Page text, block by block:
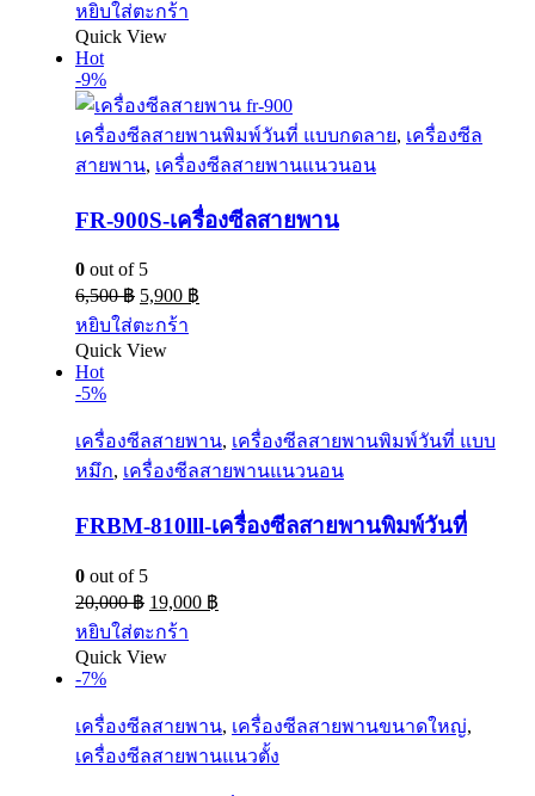
หยิบใส่ตะกร้า
Quick View
Hot
-9%
เครื่องซีลสายพานพิมพ์วันที่ แบบกดลาย, เครื่องซีล
สายพาน, เครื่องซีลสายพานแนวนอน
FR-900S-เครื่องซีลสายพาน
0 out of 5
6,500฿ 5,900 ฿
หยิบใส่ตะกร้า
Quick View
Hot
-5%
เครื่องซีลสายพาน, เครื่องซีลสายพานพิมพ์วันที่ แบบ
หมึก, เครื่องซีลสายพานแนวนอน
FRBM-810lll-เครื่องซีลสายพานพิมพ์วันที่
0 out of 5
20,000฿ 19,000 ฿
หยิบใส่ตะกร้า
Quick View
-7%
เครื่องซีลสายพาน, เครื่องซีลสายพานขนาดใหญ่,
เครื่องซีลสายพานแนวตั้ง